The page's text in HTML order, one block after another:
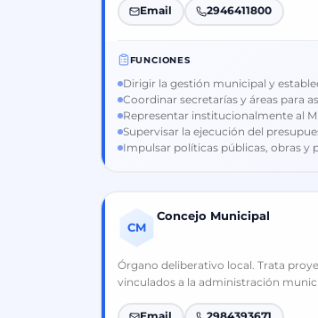
Email 2946411800
FUNCIONES
Dirigir la gestión municipal y
Coordinar secretarías y áreas para
Representar institucionalmente al
Supervisar la ejecución del
Impulsar políticas públicas, obras y
CM
Concejo Municipal
Órgano deliberativo local. Trata
vinculados a la administración